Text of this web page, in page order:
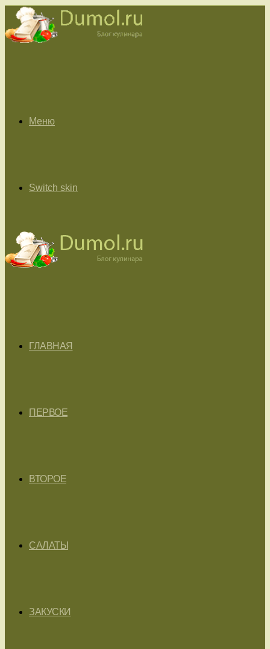
Меню
Switch skin
ГЛАВНАЯ
ПЕРВОЕ
ВТОРОЕ
САЛАТЫ
ЗАКУСКИ